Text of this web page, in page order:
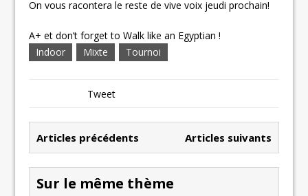
On vous racontera le reste de vive voix jeudi prochain!
A+ et don’t forget to Walk like an Egyptian !
Indoor
Mixte Tournoi
Tweet
Articles précédents Articles suivants
Sur le même thème